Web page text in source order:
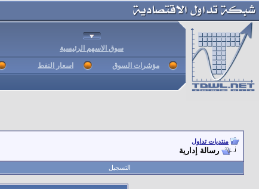
سوق الاسهم الرئيسية
مؤشرات السوق اسعار النفط
منتديات تداول
رسالة إدارية
التسجيل